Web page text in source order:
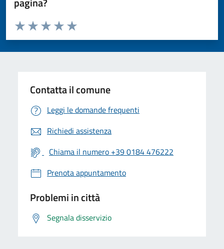
Valuta da 1 a 5 stelle la pagina
Valuta 5 stelle su 5
Valuta 4 stelle su 5
Valuta 3 stelle su 5
Valuta 2 stelle su 5
Valuta 1 stelle su 5
Contatta il comune
Leggi le domande frequenti
Richiedi assistenza
Chiama il numero +39 0184 476222
Prenota appuntamento
Problemi in città
Segnala disservizio